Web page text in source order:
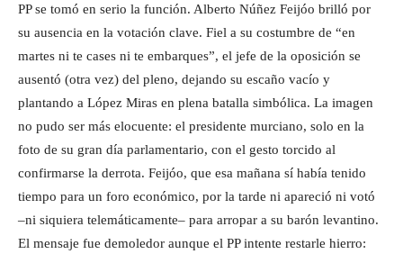
PP se tomó en serio la función. Alberto Núñez Feijóo brilló por
su ausencia en la votación clave. Fiel a su costumbre de “en
martes ni te cases ni te embarques”, el jefe de la oposición se
ausentó (otra vez) del pleno, dejando su escaño vacío y
plantando a López Miras en plena batalla simbólica. La imagen
no pudo ser más elocuente: el presidente murciano, solo en la
foto de su gran día parlamentario, con el gesto torcido al
confirmarse la derrota. Feijóo, que esa mañana sí había tenido
tiempo para un foro económico, por la tarde ni apareció ni votó
–ni siquiera telemáticamente– para arropar a su barón levantino.
El mensaje fue demoledor aunque el PP intente restarle hierro: